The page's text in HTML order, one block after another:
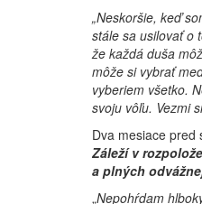
„Neskoršie, keď
stále sa usilovať o
že každá duša
môže si vybrať
vyberiem všetko.
svoju vôľu. Vezmi
Dva mesiace pred
Záleží v
a plných
„Nepohŕdam